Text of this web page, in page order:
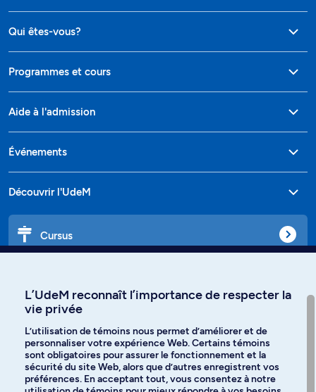
Qui êtes-vous?
Programmes et cours
Aide à l'admission
Événements
Découvrir l'UdeM
Cursus
Langues
L’UdeM reconnaît l’importance de respecter la
vie privée
L’utilisation de témoins nous permet d’améliorer et de
personnaliser votre expérience Web. Certains témoins
sont obligatoires pour assurer le fonctionnement et la
sécurité du site Web, alors que d’autres enregistrent vos
préférences. En acceptant tout, vous consentez à notre